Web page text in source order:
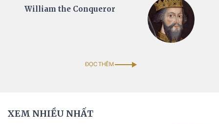
William the Conqueror
ĐỌC THÊM
XEM NHIỀU NHẤT